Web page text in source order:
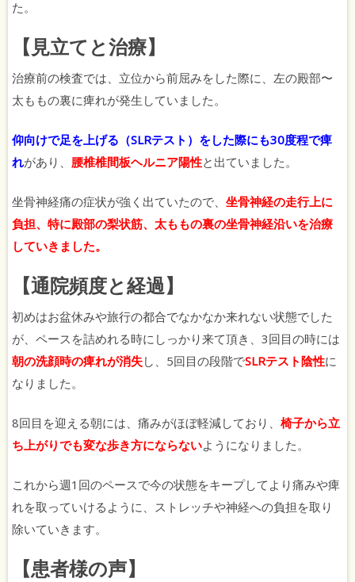
た。
【見立てと治療】
治療前の検査では、立位から前屈みをした際に、左の殿部〜
太ももの裏に痺れが発生していました。
仰向けで足を上げる（SLRテスト）をした際にも30度程で痺
れがあり、 腰椎椎間板ヘルニア陽性と出ていました。
坐骨神経痛の症状が強く出ていたので、 坐骨神経の走行上に
負担、特に殿部の梨状筋、太ももの裏の坐骨神経沿いを治療
していきました。
【通院頻度と経過】
初めはお盆休みや旅行の都合でなかなか来れない状態でした
が、ペースを詰めれる時にしっかり来て頂き、 3回目の時には
朝の洗顔時の痺れが消失し、 5回目の段階でSLRテスト陰性に
なりました。
8回目を迎える朝には、痛みがほぼ軽減しており、 椅子から立
ち上がりでも変な歩き方にならないようになりました。
これから週1 回のペースで今の状態をキープしてより痛みや痺
れを取っていけるように、ストレッチや神経への負担を取り
除いていきます。
【患者様の声】